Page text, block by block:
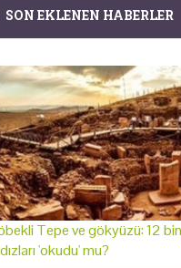
SON EKLENEN HABERLER
Tepe ve gökyüzü: 12 bin
'okudu' mu?